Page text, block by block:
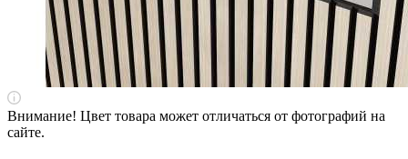
Внимание! Цвет товара может отличаться от фотографий на
сайте.